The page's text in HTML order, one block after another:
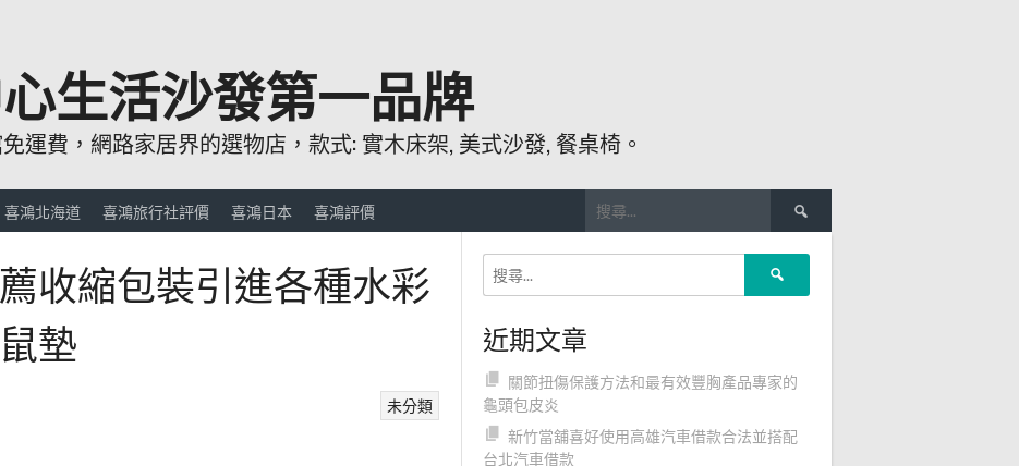
生活沙發第一品牌
運費，網路家居界的選物店，款式: 實木床架, 美式沙發, 餐桌椅。
喜鴻北海道 喜鴻旅行社評價 喜鴻日本 喜鴻評價
尋
關
鍵
收縮包裝引進各種水彩
墊
未分類
近期文章
關節扭傷保護方法和最有效豐胸產品專家的
龜頭包皮炎
新竹當舖喜好使用高雄汽車借款合法並搭配
台北汽車借款